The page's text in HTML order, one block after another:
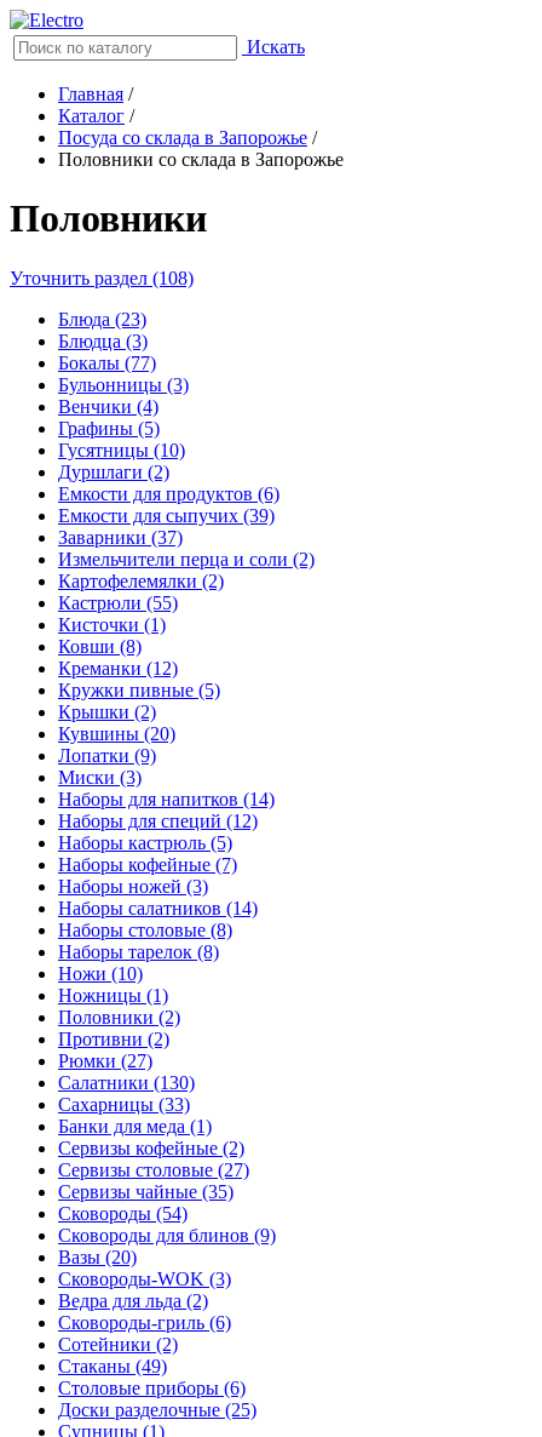
Искать
Главная /
Каталог /
Посуда со склада в Запорожье /
Половники со склада в Запорожье
Половники
Уточнить раздел (108)
Блюда (23)
Блюдца (3)
Бокалы (77)
Бульонницы (3)
Венчики (4)
Графины (5)
Гусятницы (10)
Дуршлаги (2)
Емкости для продуктов (6)
Емкости для сыпучих (39)
Заварники (37)
Измельчители перца и соли (2)
Картофелемялки (2)
Кастрюли (55)
Кисточки (1)
Ковши (8)
Креманки (12)
Кружки пивные (5)
Крышки (2)
Кувшины (20)
Лопатки (9)
Миски (3)
Наборы для напитков (14)
Наборы для специй (12)
Наборы кастрюль (5)
Наборы кофейные (7)
Наборы ножей (3)
Наборы салатников (14)
Наборы столовые (8)
Наборы тарелок (8)
Ножи (10)
Ножницы (1)
Половники (2)
Противни (2)
Рюмки (27)
Салатники (130)
Сахарницы (33)
Банки для меда (1)
Сервизы кофейные (2)
Сервизы столовые (27)
Сервизы чайные (35)
Сковороды (54)
Сковороды для блинов (9)
Вазы (20)
Сковороды-WOK (3)
Ведра для льда (2)
Сковороды-гриль (6)
Сотейники (2)
Стаканы (49)
Столовые приборы (6)
Доски разделочные (25)
Супницы (1)